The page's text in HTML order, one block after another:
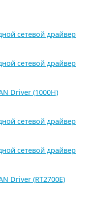
сетевой драйвер
сетевой драйвер
Driver (1000H)
сетевой драйвер
сетевой драйвер
Driver (RT2700E)